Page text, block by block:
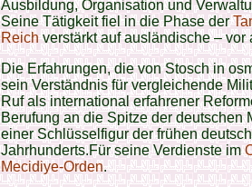
Ausbildung, Organisation und
Seine Tätigkeit fiel in die Phase der
Reichverstärkt auf ausländische – vor
Die Erfahrungen, die von Stosch in
sein Verständnis für vergleichende
Ruf als international erfahrener
Berufung an die Spitze der deutschen
einer Schlüsselfigur der frühen
Jahrhunderts.Für seine Verdienste im
Mecidiye-Orden.